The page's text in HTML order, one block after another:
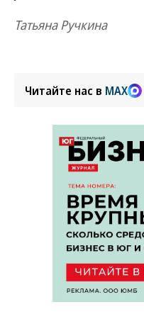
Татьяна Ручкина
Читайте нас в MAX